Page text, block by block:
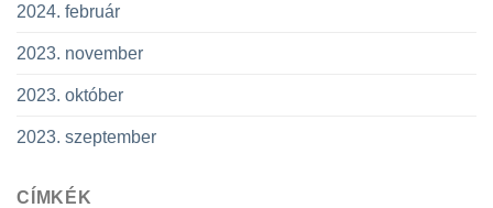
2024. február
2023. november
2023. október
2023. szeptember
CÍMKÉK